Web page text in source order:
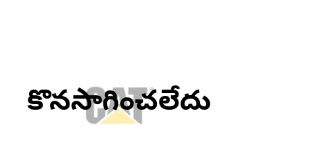
కొనసాగించలేదు